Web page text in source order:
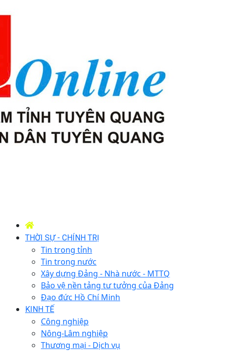
THỜI SỰ - CHÍNH TRỊ
Tin trong tỉnh
Tin trong nước
Xây dựng Đảng - Nhà nước - MTTQ
Bảo vệ nền tảng tư tưởng của Đảng
Đạo đức Hồ Chí Minh
KINH TẾ
Công nghiệp
Nông-Lâm nghiệp
Thương mại - Dịch vụ